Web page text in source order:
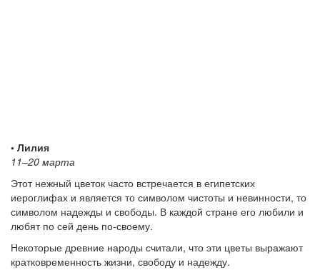
• Лилия
11–20 марта
Этот нежный цветок часто встречается в египетских
иероглифах и является то символом чистоты и невинности, то
символом надежды и свободы. В каждой стране его любили и
любят по сей день по-своему.
Некоторые древние народы считали, что эти цветы выражают
кратковременность жизни, свободу и надежду.